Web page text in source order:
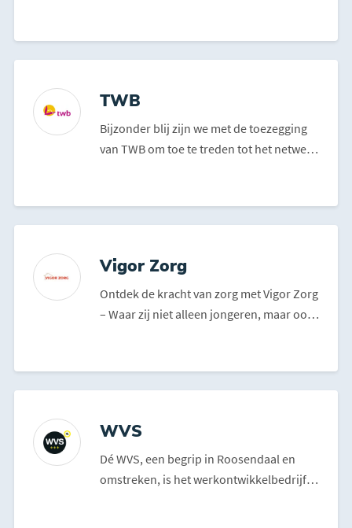
TWB
Bijzonder blij zijn we met de toezegging
van TWB om toe te treden tot het netwerk
Vigor Zorg
Ontdek de kracht van zorg met Vigor Zorg
– Waar zij niet alleen jongeren, maar ook
WVS
Dé WVS, een begrip in Roosendaal en
omstreken, is het werkontwikkelbedrijf